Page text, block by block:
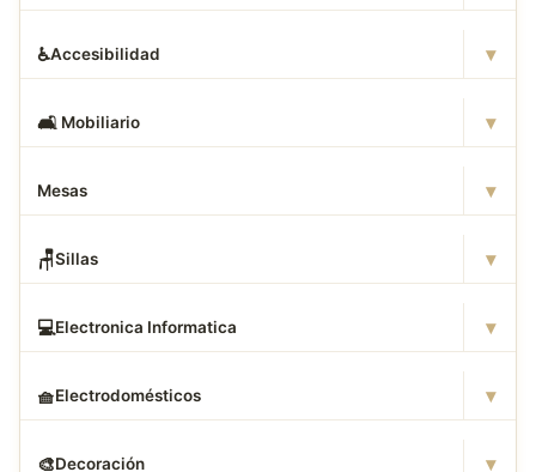
♿Accesibilidad ▾
🛋 ️ Mobiliario ▾
Mesas ▾
🪑Sillas ▾
💻Electronica Informatica ▾
🧺Electrodomésticos ▾
🎨Decoración ▾